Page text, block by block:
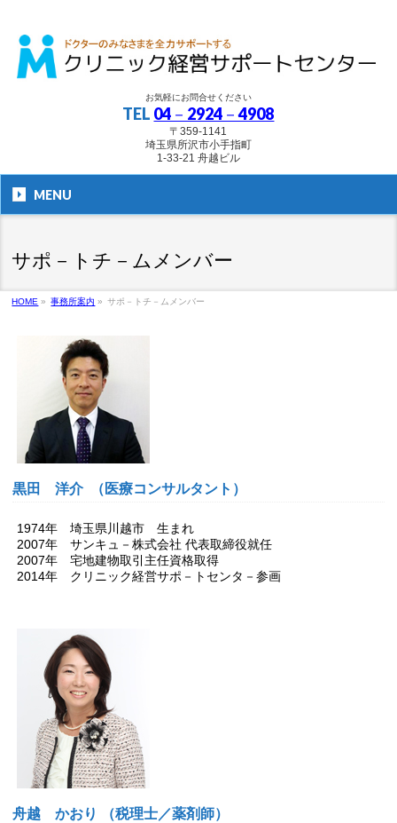
お気軽にお問合せください
TEL 04－2924－4908
〒359-1141
埼玉県所沢市小手指町
1-33-21 舟越ビル
MENU
サポ－トチ－ムメンバー
HOME » 事務所案内 » サポ－トチ－ムメンバー
黒田 洋介 （医療コンサルタント）
1974年 埼玉県川越市 生まれ
2007年 サンキュ－株式会社 代表取締役就任
2007年 宅地建物取引主任資格取得
2014年 クリニック経営サポ－トセンタ－参画
舟越 かおり （税理士／薬剤師）